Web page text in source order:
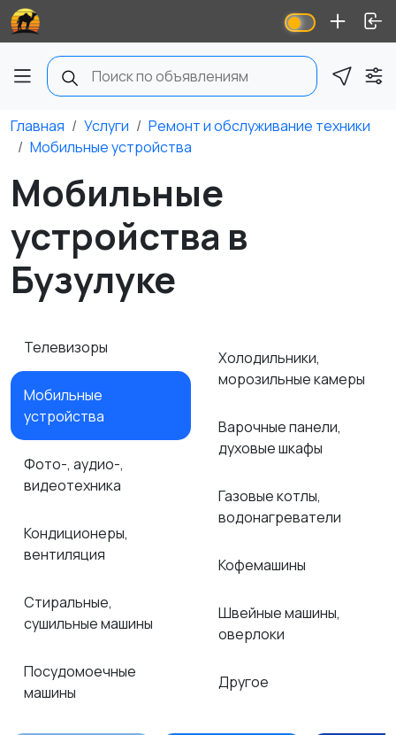
Главная Услуги
Ремонт и обслуживание техники
Мобильные устройства
Мобильные
устройства в
Бузулуке
Телевизоры
Мобильные
устройства
Фото-, аудио-,
видеотехника
Кондиционеры,
вентиляция
Стиральные,
сушильные машины
Посудомоечные
машины
Холодильники,
морозильные камеры
Варочные панели,
духовые шкафы
Газовые котлы,
водонагреватели
Кофемашины
Швейные машины,
оверлоки
Другое